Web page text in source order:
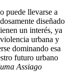
puede llevarse a
diseñado
un interés, ya
urbana y
dominando esa
futuro urbano
Assiago